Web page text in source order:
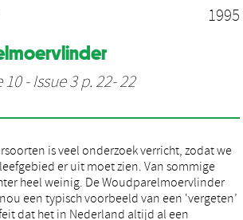
1995
- Issue 3 p. 22- 22
is veel onderzoek verricht, zodat we
er uit moet zien. Van sommige
heel weinig. De Woudparelmoervlinder
een typisch voorbeeld van een 'vergeten’
dat het in Nederland altijd al een